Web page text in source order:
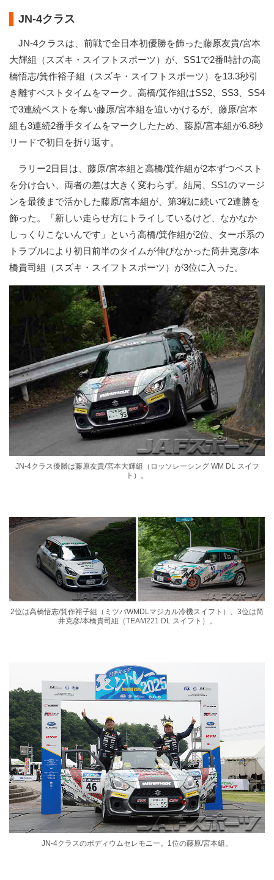
JN-4クラス
JN-4クラスは、前戦で全日本初優勝を飾った藤原友貴/宮本
大輝組（スズキ・スイフトスポーツ）が、SS1で2番時計の高
橋悟志/箕作裕子組（スズキ・スイフトスポーツ）を13.3秒引
き離すベストタイムをマーク。高橋/箕作組はSS2、SS3、SS4
で3連続ベストを奪い藤原/宮本組を追いかけるが、藤原/宮本
組も3連続2番手タイムをマークしたため、藤原/宮本組が6.8秒
リードで初日を折り返す。
ラリー2日目は、藤原/宮本組と高橋/箕作組が2本ずつベスト
を分け合い、両者の差は大きく変わらず。結局、SS1のマージ
ンを最後まで活かした藤原/宮本組が、第3戦に続いて2連勝を
飾った。「新しい走らせ方にトライしているけど、なかなか
しっくりこないんです」という高橋/箕作組が2位、ターボ系の
トラブルにより初日前半のタイムが伸びなかった筒井克彦/本
橋貴司組（スズキ・スイフトスポーツ）が3位に入った。
JN-4クラス優勝は藤原友貴/宮本⼤輝組（ロッソレーシング WM DL スイフ
ト）。
2位は⾼橋悟志/箕作裕⼦組（ミツバWMDLマジカル冷機スイフト）、3位は筒
井克彦/本橋貴司組（TEAM221 DL スイフト）。
JN-4クラスのポディウムセレモニー。1位の藤原/宮本組。